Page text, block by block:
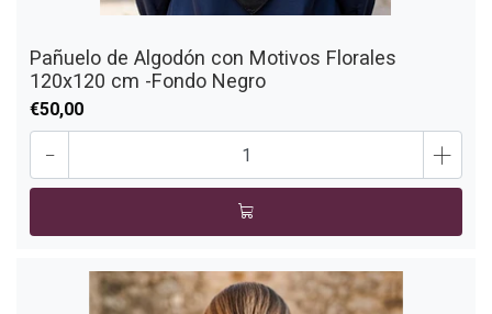
Pañuelo de Algodón con Motivos Florales
120x120 cm -Fondo Negro
€50,00
- +